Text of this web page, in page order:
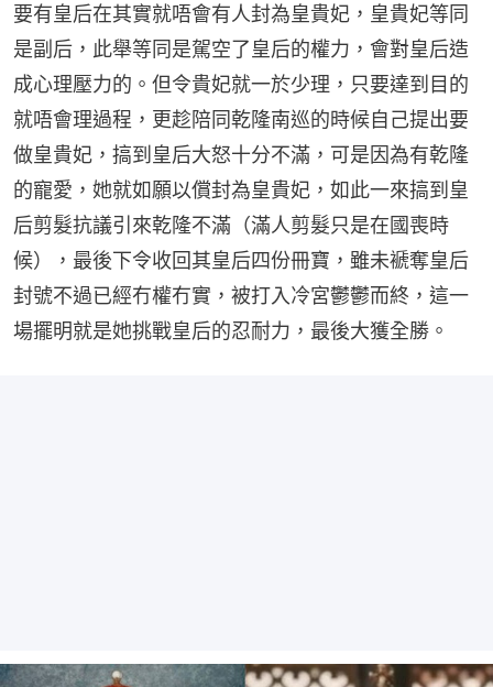
要有皇后在其實就唔會有人封為皇貴妃，皇貴妃等同
是副后，此舉等同是駕空了皇后的權力，會對皇后造
成心理壓力的。但令貴妃就一於少理，只要達到目的
就唔會理過程，更趁陪同乾隆南巡的時候自己提出要
做皇貴妃，搞到皇后大怒十分不滿，可是因為有乾隆
的寵愛，她就如願以償封為皇貴妃，如此一來搞到皇
后剪髮抗議引來乾隆不滿（滿人剪髮只是在國喪時
候），最後下令收回其皇后四份冊寶，雖未褫奪皇后
封號不過已經冇權冇實，被打入冷宮鬱鬱而終，這一
場擺明就是她挑戰皇后的忍耐力，最後大獲全勝。